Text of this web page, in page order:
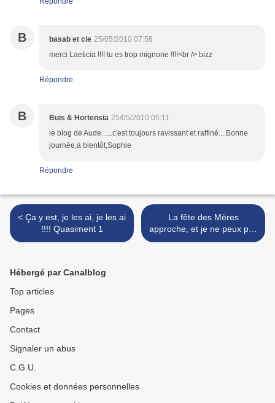
B basab et cie 25/05/2010 07:58
merci Laeticia !!!! tu es trop mignone !!!!<br /> bizz
Répondre
B Buis & Hortensia 25/05/2010 05:11
le blog de Aude......c'est toujours ravissant et raffiné....Bonne
journée,à bientôt,Sophie
Répondre
< Ça y est, je les ai, je les ai
!!!! Quasiment 1
La fête des Mères
approche, et je ne peux pas
>
Hébergé par Canalblog
Top articles
Pages
Contact
Signaler un abus
C.G.U.
Cookies et données personnelles